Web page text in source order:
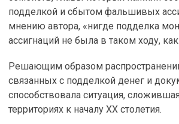
подделкой и сбытом фальшивых
мнению автора, «нигде подделка
ассигнаций не была в таком ходу,
Решающим образом
связанных с подделкой денег и
способствовала ситуация,
территориях к началу XX столетия.